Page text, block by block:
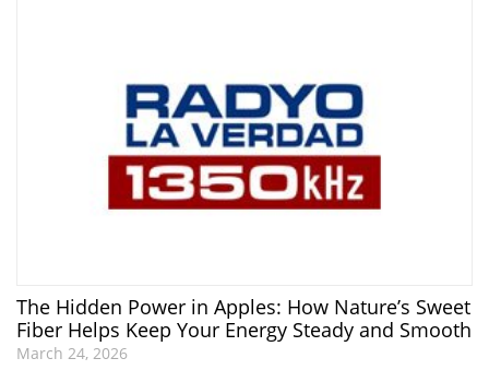
The Hidden Power in Apples: How Nature’s Sweet
Fiber Helps Keep Your Energy Steady and Smooth
March 24, 2026